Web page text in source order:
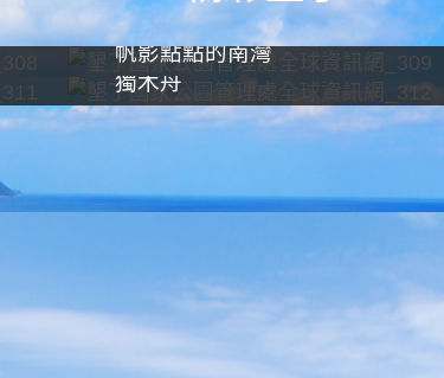
帆影點點的南灣
獨木舟